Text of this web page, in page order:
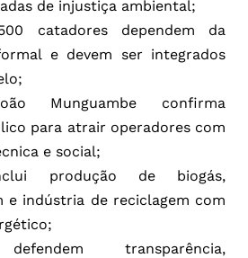
de injustiça ambiental;
catadores dependem da
e devem ser integrados
Munguambe confirma
para atrair operadores com
e social;
produção de biogás,
e indústria de reciclagem com
transparência,